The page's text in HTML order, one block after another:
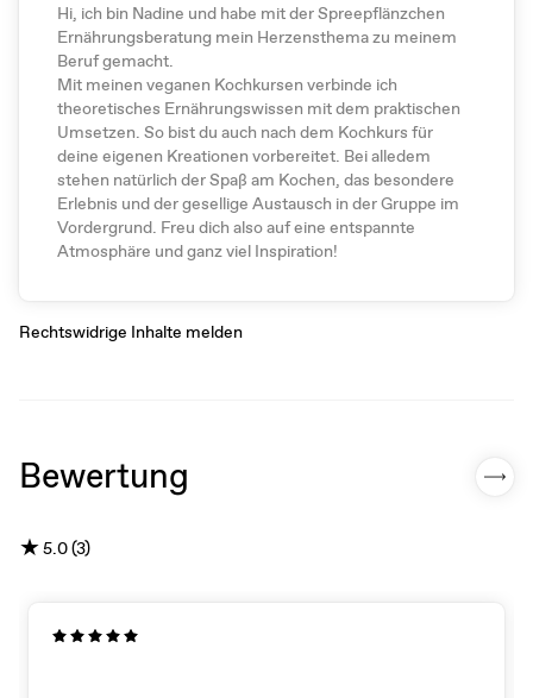
Hi, ich bin Nadine und habe mit der Spreepflänzchen
Ernährungsberatung mein Herzensthema zu meinem
Beruf gemacht.
Mit meinen veganen Kochkursen verbinde ich
theoretisches Ernährungswissen mit dem praktischen
Umsetzen. So bist du auch nach dem Kochkurs für
deine eigenen Kreationen vorbereitet. Bei alledem
stehen natürlich der Spaß am Kochen, das besondere
Erlebnis und der gesellige Austausch in der Gruppe im
Vordergrund. Freu dich also auf eine entspannte
Atmosphäre und ganz viel Inspiration!
Rechtswidrige Inhalte melden
Bewertung
★5.0 (3)